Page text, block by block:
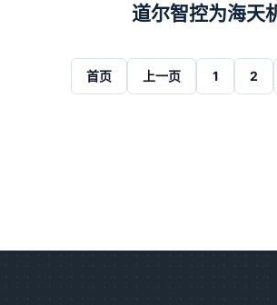
道尔智控为海天
首页 上一页 1 2